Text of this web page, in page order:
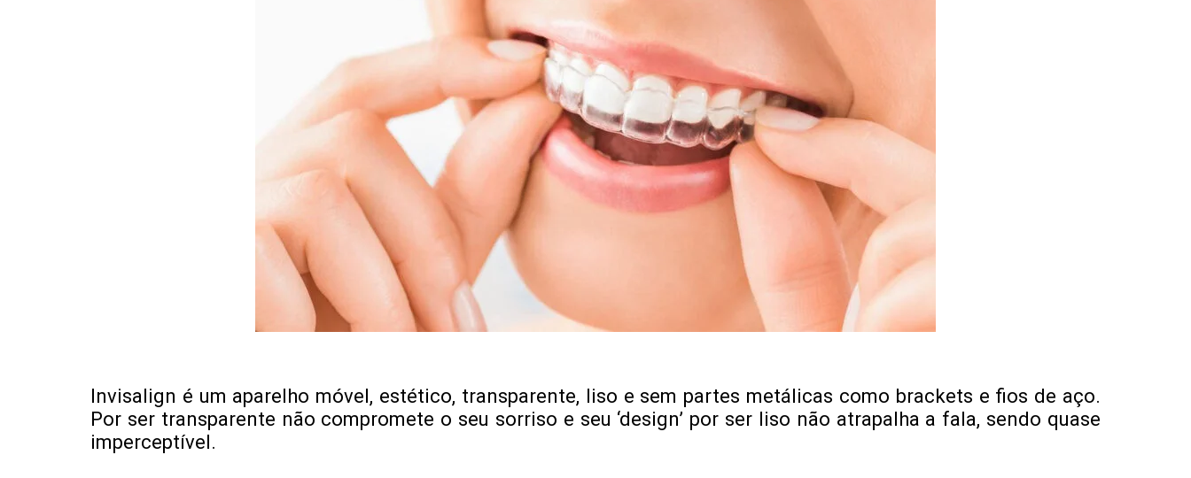
Invisalign é um aparelho móvel, estético, transparente, liso e sem partes metálicas como brackets e fios de aço.
Por ser transparente não compromete o seu sorriso e seu ‘design’ por ser liso não atrapalha a fala, sendo quase
imperceptível.